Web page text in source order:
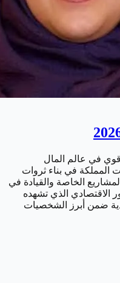
في عالم المال
المملكة في بناء ثروات
الخاصة والقيادة في
الاقتصادي الذي تشهده
ضمن أبرز الشخصيات